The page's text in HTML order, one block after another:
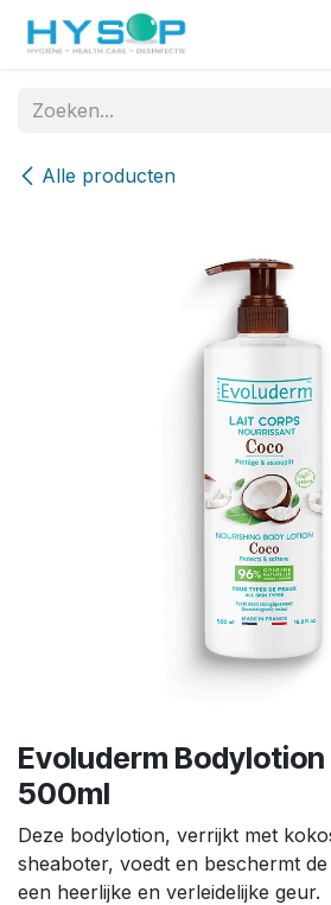
Overslaan naar inhoud
Alle producten
Evoluderm Bodylotion
500ml
Deze bodylotion, verrijkt met
sheaboter, voedt en beschermt
een heerlijke en verleidelijke geur.